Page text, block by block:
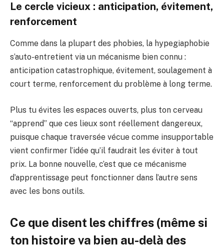
Le cercle vicieux : anticipation, évitement,
renforcement
Comme dans la plupart des phobies, la hypegiaphobie
s’auto-entretient via un mécanisme bien connu :
anticipation catastrophique, évitement, soulagement à
court terme, renforcement du problème à long terme.
Plus tu évites les espaces ouverts, plus ton cerveau
“apprend” que ces lieux sont réellement dangereux,
puisque chaque traversée vécue comme insupportable
vient confirmer l’idée qu’il faudrait les éviter à tout
prix. La bonne nouvelle, c’est que ce mécanisme
d’apprentissage peut fonctionner dans l’autre sens
avec les bons outils.
Ce que disent les chiffres (même si
ton histoire va bien au-delà des